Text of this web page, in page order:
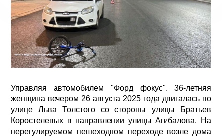
Управляя автомобилем "Форд фокус", 36-летняя
женщина вечером 26 августа 2025 года двигалась по
улице Льва Толстого со стороны улицы Братьев
Коростелевых в направлении улицы Агибалова. На
нерегулируемом пешеходном переходе возле дома